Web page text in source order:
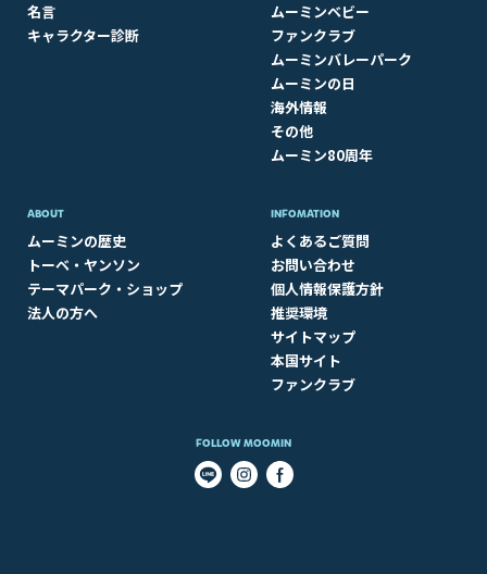
名言
キャラクター診断
ムーミンベビー
ファンクラブ
ムーミンバレーパーク
ムーミンの日
海外情報
その他
ムーミン80周年
ABOUT​
ムーミンの歴史
トーベ・ヤンソン
テーマパーク・ショップ
法人の方へ
INFOMATION
よくあるご質問
お問い合わせ
個人情報保護方針
推奨環境
サイトマップ
本国サイト
ファンクラブ
FOLLOW MOOMIN